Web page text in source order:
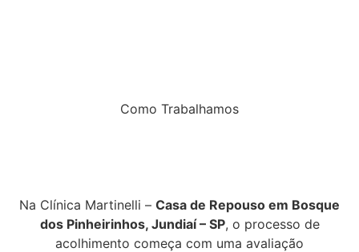
Como Trabalhamos
Na Clínica Martinelli – Casa de Repouso em Bosque
dos Pinheirinhos, Jundiaí – SP, o processo de
acolhimento começa com uma avaliação